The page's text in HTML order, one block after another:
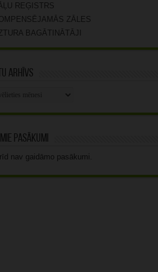
REĢISTRS
ZĀLES
BAGĀTINĀTĀJI
arhīvs
pasākumi
nav gaidāmo pasākumi.